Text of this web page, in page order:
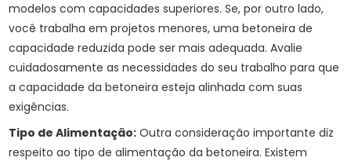
modelos com capacidades superiores. Se, por outro lado,
você trabalha em projetos menores, uma betoneira de
capacidade reduzida pode ser mais adequada. Avalie
cuidadosamente as necessidades do seu trabalho para que
a capacidade da betoneira esteja alinhada com suas
exigências.
Tipo de Alimentação: Outra consideração importante diz
respeito ao tipo de alimentação da betoneira. Existem